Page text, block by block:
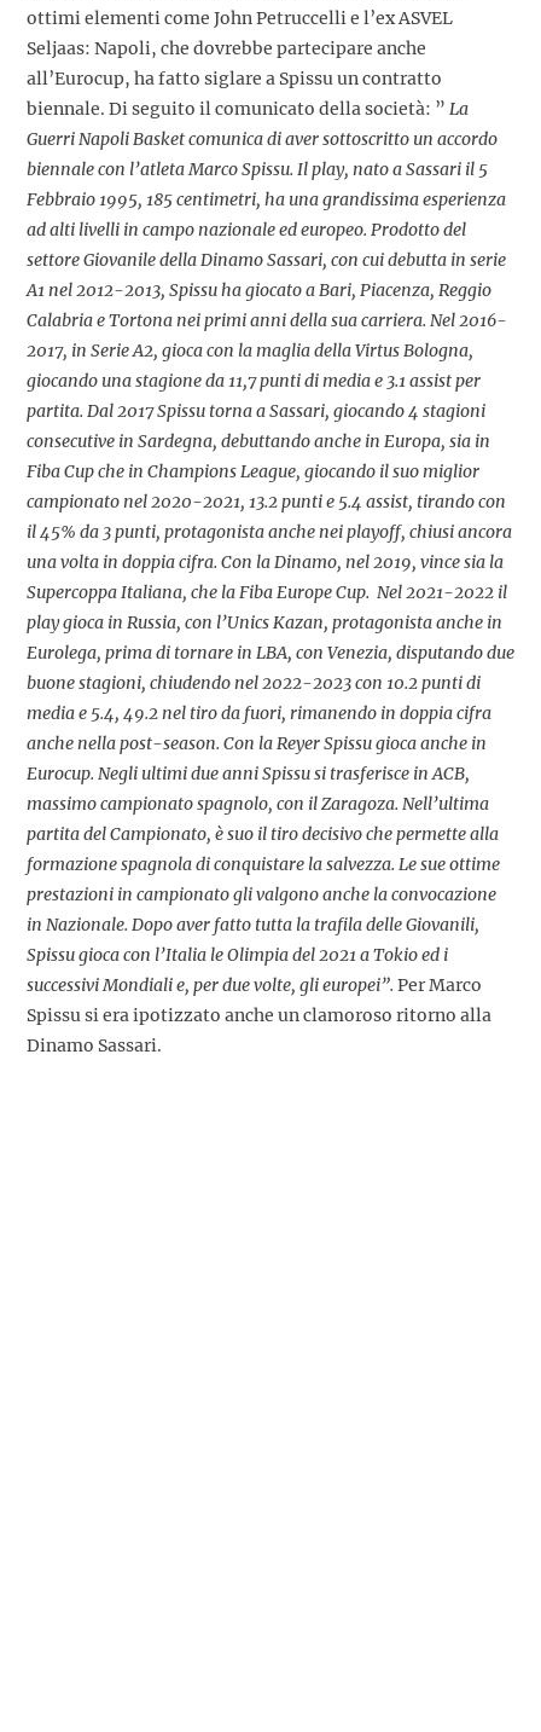
ottimi elementi come John Petruccelli e l’ex ASVEL
Seljaas: Napoli, che dovrebbe partecipare anche
all’Eurocup, ha fatto siglare a Spissu un contratto
biennale. Di seguito il comunicato della società: ” La
Guerri Napoli Basket comunica di aver sottoscritto un accordo
biennale con l’atleta Marco Spissu. Il play, nato a Sassari il 5
Febbraio 1995, 185 centimetri, ha una grandissima esperienza
ad alti livelli in campo nazionale ed europeo. Prodotto del
settore Giovanile della Dinamo Sassari, con cui debutta in serie
A1 nel 2012-2013, Spissu ha giocato a Bari, Piacenza, Reggio
Calabria e Tortona nei primi anni della sua carriera. Nel 2016-
2017, in Serie A2, gioca con la maglia della Virtus Bologna,
giocando una stagione da 11,7 punti di media e 3.1 assist per
partita. Dal 2017 Spissu torna a Sassari, giocando 4 stagioni
consecutive in Sardegna, debuttando anche in Europa, sia in
Fiba Cup che in Champions League, giocando il suo miglior
campionato nel 2020-2021, 13.2 punti e 5.4 assist, tirando con
il 45% da 3 punti, protagonista anche nei playoff, chiusi ancora
una volta in doppia cifra. Con la Dinamo, nel 2019, vince sia la
Supercoppa Italiana, che la Fiba Europe Cup. Nel 2021-2022 il
play gioca in Russia, con l’Unics Kazan, protagonista anche in
Eurolega, prima di tornare in LBA, con Venezia, disputando due
buone stagioni, chiudendo nel 2022-2023 con 10.2 punti di
media e 5.4, 49.2 nel tiro da fuori, rimanendo in doppia cifra
anche nella post-season. Con la Reyer Spissu gioca anche in
Eurocup. Negli ultimi due anni Spissu si trasferisce in ACB,
massimo campionato spagnolo, con il Zaragoza. Nell’ultima
partita del Campionato, è suo il tiro decisivo che permette alla
formazione spagnola di conquistare la salvezza. Le sue ottime
prestazioni in campionato gli valgono anche la convocazione
in Nazionale. Dopo aver fatto tutta la trafila delle Giovanili,
Spissu gioca con l’Italia le Olimpia del 2021 a Tokio ed i
successivi Mondiali e, per due volte, gli europei”. Per Marco
Spissu si era ipotizzato anche un clamoroso ritorno alla
Dinamo Sassari.